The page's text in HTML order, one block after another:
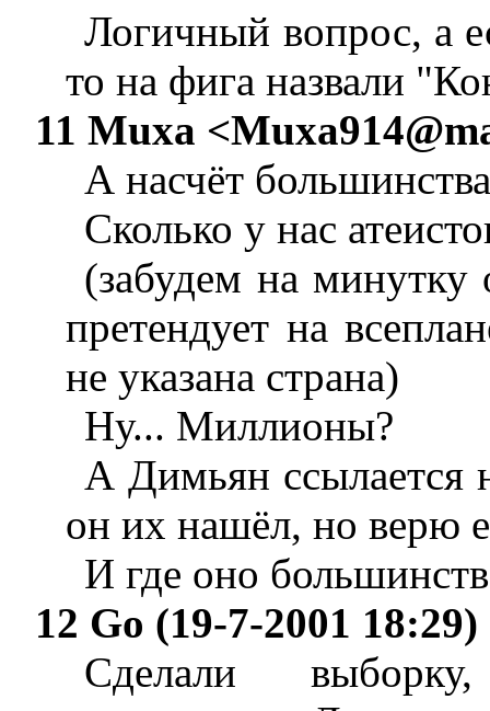
Логичный вопрос, а
то на фига назвали
11 Muxa <
А насчёт
Сколько у нас
(забудем на
претендует на
не указана страна)
Ну... Миллионы?
А Димьян ссылается
он их нашёл, но верю
И где оно
12 Go (19-7-2001 18:29)
Сделали